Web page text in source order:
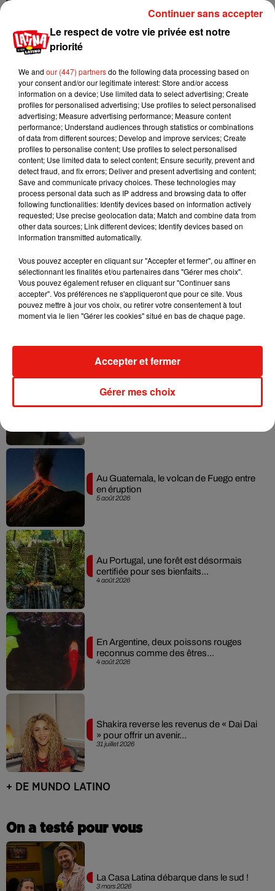
22 avril 2026
Karol G débarque en
France !
8 9 10 11 12 13
Mundo Latino
Guatemala : l'éruption du volcan de
Le fourmilier géant fait son retour en
Argentine, et en pleine...
5 août 2026
Au Guatemala, le volcan de Fuego entre
en éruption
4 août 2026
Au Portugal, une forêt est désormais
certifiée pour ses bienfaits...
4 août 2026
En Argentine, deux poissons rouges
reconnus comme des êtres...
31 juillet 2026
Shakira reverse les revenus de « Dai Dai
» pour offrir un avenir...
+ DE MUNDO LATINO
On a testé pour vous
3 mars 2026
La Casa Latina débarque dans le sud !
Le respect de votre vie privée est notre
priorité
We and our (447) partnersdo the following data processing based on
your consent and/or our legitimate interest: Store and/or access
information on a device; Use limited data to select advertising; Create
profiles for personalised advertising; Use profiles to select personalised
advertising; Measure advertising performance; Measure content
performance; Understand audiences through statistics or combinations
of data from different sources; Develop and improve services; Create
profiles to personalise content; Use profiles to select personalised
content; Use limited data to select content; Ensure security, prevent and
detect fraud, and fix errors; Deliver and present advertising and content;
Save and communicate privacy choices. These technologies may
process personal data such as IP address and browsing data to offer
following functionalities: Identify devices based on information actively
requested; Use precise geolocation data; Match and combine data from
other data sources; Link different devices; Identify devices based on
information transmitted automatically.
Vous pouvez accepter en cliquant sur "Accepter et fermer", ou affiner en
sélectionnant les finalités et/ou partenaires dans "Gérer mes choix".
Vous pouvez également refuser en cliquant sur "Continuer sans
accepter". Vos préférences ne s'appliqueront que pour ce site. Vous
pouvez mettre à jour vos choix, ou retirer votre consentement à tout
moment via le lien "Gérer les cookies" situé en bas de chaque page.
Gérer mes choix
Accepter et fermer
Continuer sans accepter